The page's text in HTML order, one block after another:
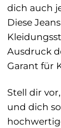
dich auch
Diese
Ausdruck
Garant für
Stell dir
und dich